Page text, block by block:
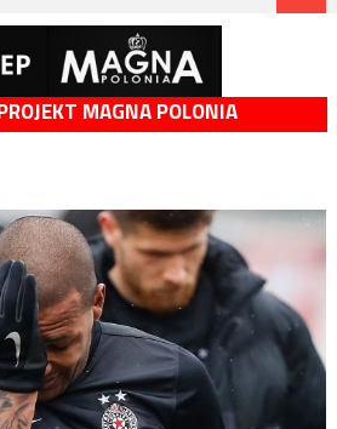
MAGNA POLONIA